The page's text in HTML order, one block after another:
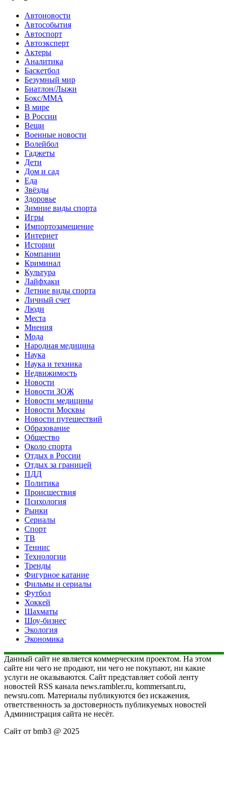
Автоновости
Автособытия
Автоспорт
Автоэксперт
Актеры
Аналитика
Баскетбол
Безумный мир
Биатлон/Лыжи
Бокс/MMA
В мире
В России
Вещи
Военные новости
Волейбол
Гаджеты
Дети
Дом и сад
Еда
Звёзды
Здоровье
Зимние виды спорта
Игры
Импортозамещение
Интернет
Истории
Компании
Криминал
Культура
Лайфхаки
Летние виды спорта
Личный счет
Люди
Места
Мнения
Мода
Народная медицина
Наука
Наука и техника
Недвижимость
Новости
Новости ЗОЖ
Новости медицины
Новости Москвы
Новости путешествий
Образование
Общество
Около спорта
Отдых в России
Отдых за границей
ПДД
Политика
Происшествия
Психология
Рынки
Сериалы
Спорт
ТВ
Теннис
Технологии
Тренды
Фигурное катание
Фильмы и сериалы
Футбол
Хоккей
Шахматы
Шоу-бизнес
Экология
Экономика
Данный сайт не является коммерческим проектом. На этом
сайте ни чего не продают, ни чего не покупают, ни какие
услуги не оказываются. Сайт представляет собой ленту
новостей RSS канала news.rambler.ru, kommersant.ru,
newsru.com. Материалы публикуются без искажения,
ответственность за достоверность публикуемых новостей
Администрация сайта не несёт.
Сайт от bmb3 @ 2025